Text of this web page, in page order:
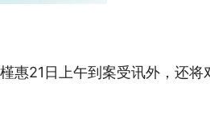
惠21日上午到案受讯外，还将